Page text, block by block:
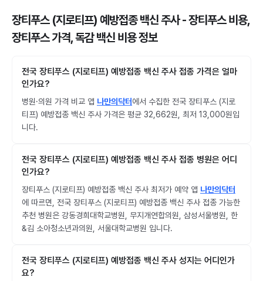
장티푸스 (지로티프) 예방접종 백신 주사 - 장티푸스 비용,
장티푸스 가격, 독감 백신 비용 정보
전국 장티푸스 (지로티프) 예방접종 백신 주사 접종 가격은 얼마
인가요?
병원·의원 가격 비교 앱 나만의닥터에서 수집한 전국 장티푸스 (지로
티프) 예방접종 백신 주사 가격은 평균 32,662원, 최저 13,000원입
니다.
전국 장티푸스 (지로티프) 예방접종 백신 주사 접종 병원은 어디
인가요?
장티푸스 (지로티프) 예방접종 백신 주사 최저가 예약 앱 나만의닥터
에 따르면, 전국 장티푸스 (지로티프) 예방접종 백신 주사 접종 가능한
추천 병원은 강동경희대학교병원, 무지개연합의원, 삼성서울병원, 한
&김 소아청소년과의원, 서울대학교병원 입니다.
전국 장티푸스 (지로티프) 예방접종 백신 주사 성지는 어디인가
요?